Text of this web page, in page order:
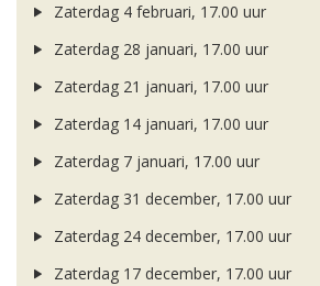
Zaterdag 4 februari, 17.00 uur
Zaterdag 28 januari, 17.00 uur
Zaterdag 21 januari, 17.00 uur
Zaterdag 14 januari, 17.00 uur
Zaterdag 7 januari, 17.00 uur
Zaterdag 31 december, 17.00 uur
Zaterdag 24 december, 17.00 uur
Zaterdag 17 december, 17.00 uur